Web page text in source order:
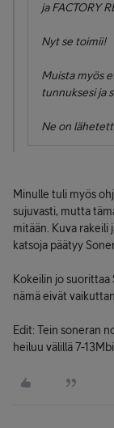
ja FACTORY
Nyt se toimii!
Muista myös
tunnuksesi ja
Ne on
Minulle tuli myös
sujuvasti, mutta
mitään. Kuva rakeili
katsoja päätyy
Kokeilin jo
nämä eivät
Edit: Tein soneran
heiluu välillä 7-